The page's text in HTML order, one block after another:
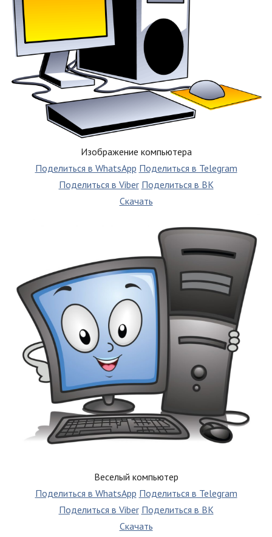
Изображение компьютера
Поделиться в WhatsApp Поделиться в Telegram
Поделиться в Viber Поделиться в ВК
Скачать
Веселый компьютер
Поделиться в WhatsApp Поделиться в Telegram
Поделиться в Viber Поделиться в ВК
Скачать